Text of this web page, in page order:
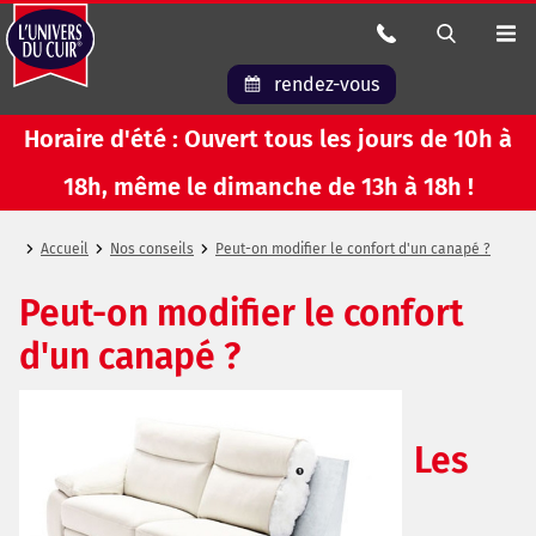
rendez-vous
Horaire d'été : Ouvert tous les jours de 10h à
18h, même le dimanche de 13h à 18h !
Accueil Nos conseils Peut-on modifier le confort d'un canapé ?
Peut-on modifier le confort
d'un canapé ?
Les